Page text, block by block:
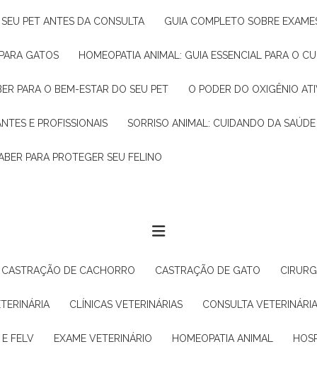
SEU PET ANTES DA CONSULTA GUIA COMPLETO SOBRE
GATOS HOMEOPATIA ANIMAL: GUIA ESSENCIAL PARA O
PARA O BEM-ESTAR DO SEU PET O PODER DO OXIGÊNIO
E PROFISSIONAIS SORRISO ANIMAL: CUIDANDO DA
PARA PROTEGER SEU FELINO
CASTRAÇÃO DE CACHORRO CASTRAÇÃO DE GATO
CLÍNICAS VETERINÁRIAS CONSULTA
E FELV EXAME VETERINÁRIO HOMEOPATIA ANIMAL